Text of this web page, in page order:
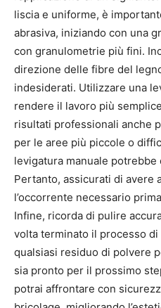
liscia e uniforme, è
abrasiva, iniziando con una
con granulometrie più fini.
direzione delle fibre del
indesiderati. Utilizzare una
rendere il lavoro più
risultati professionali anche
per le aree più piccole o
levigatura manuale
Pertanto, assicurati di avere
l’occorrente necessario
Infine, ricorda di pulire
volta terminato il processo
qualsiasi residuo di polvere
sia pronto per il prossimo
potrai affrontare con